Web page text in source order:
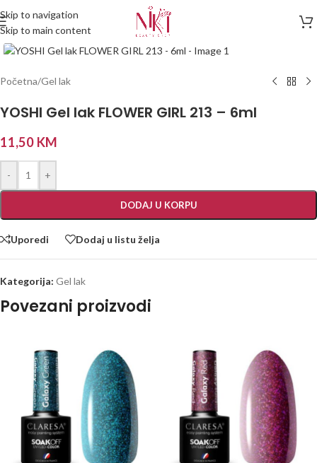
Skip to navigation
Skip to main content
Početna/Gel lak
YOSHI Gel lak FLOWER GIRL 213 – 6ml
11,50 KM
- +
DODAJ U KORPU
Uporedi Dodaj u listu želja
Kategorija: Gel lak
Povezani proizvodi